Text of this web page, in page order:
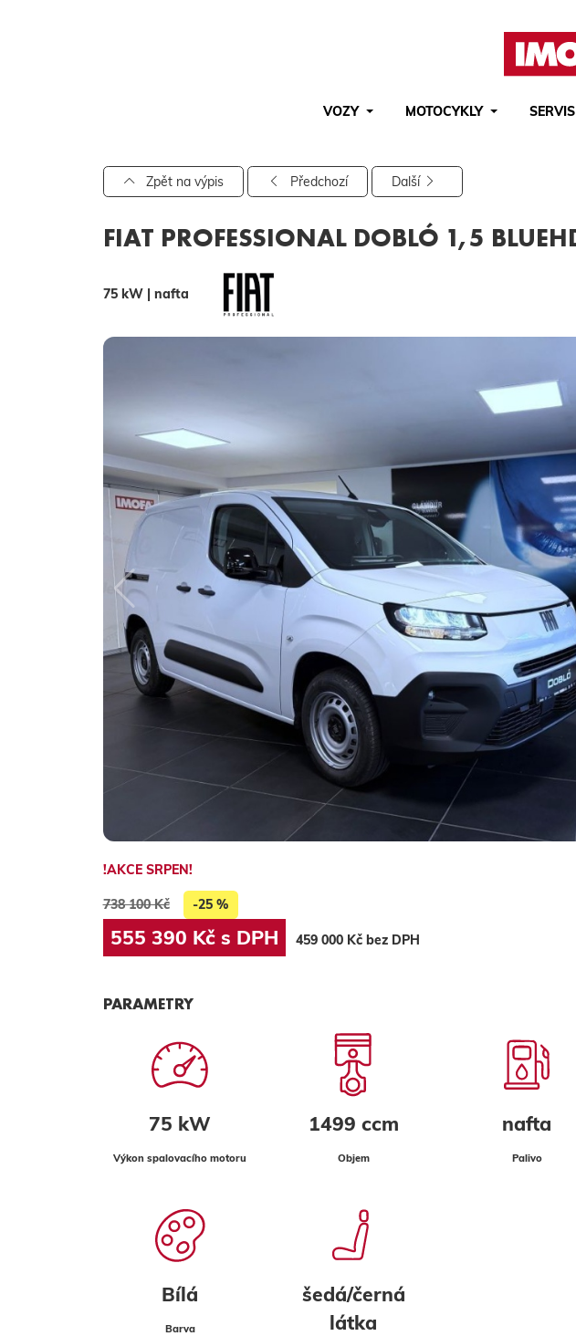
VOZY MOTOCYKLY SERVIS
Pro vyhledávání zadejte alespoň 3 znaky.
Zpět na výpis Předchozí Další
FIAT PROFESSIONAL DOBLÓ 1,5
75 kW | nafta
!AKCE SRPEN!
738 100 Kč -25 %
555 390 Kč s DPH 459 000 Kč bez DPH
PARAMETRY
75 kW
Výkon spalovacího motoru
1499 ccm
Objem
nafta
Palivo
Bílá
Barva
šedá/černá
látka